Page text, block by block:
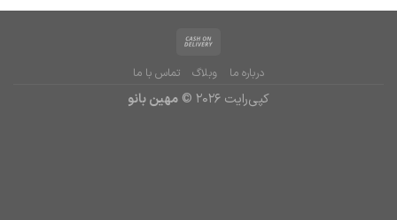
درباره ما وبلاگ تماس با ما
کپی‌رایت 2026 © مهین بانو